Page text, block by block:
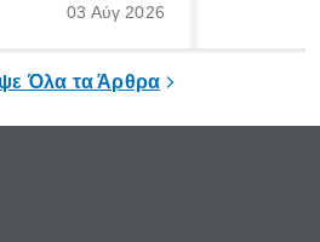
λίγες μέρες
03 Αύγ 2026
Όλα τα Άρθρα